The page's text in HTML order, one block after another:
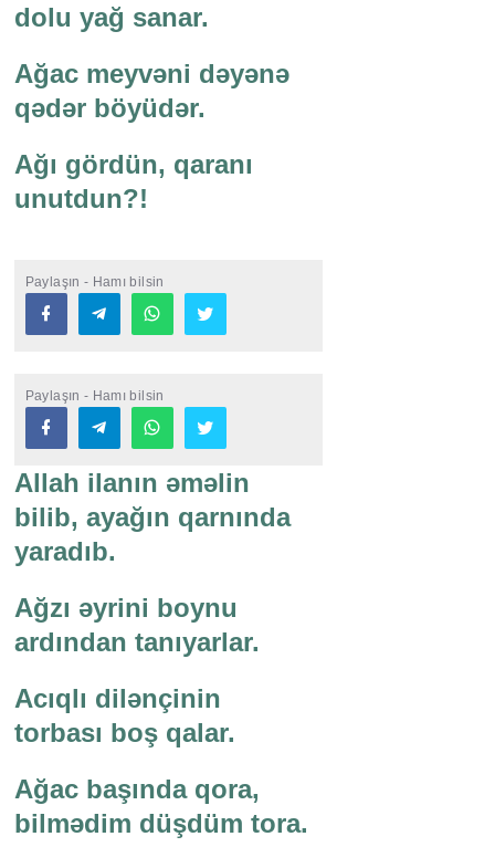
dolu yağ sanar.
Ağac meyvəni dəyənə
qədər böyüdər.
Ağı gördün, qaranı
unutdun?!
Paylaşın - Hamı bilsin
Paylaşın - Hamı bilsin
Allah ilanın əməlin
bilib, ayağın qarnında
yaradıb.
Ağzı əyrini boynu
ardından tanıyarlar.
Acıqlı dilənçinin
torbası boş qalar.
Ağac başında qora,
bilmədim düşdüm tora.